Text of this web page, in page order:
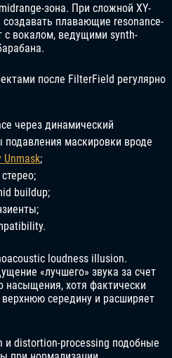
зона. При сложной XY-
создавать плавающие resonance-
с вокалом, ведущими synth-
после FilterField регулярно
через динамический
подавления маскировки вроде
Unmask;
buildup;
loudness illusion.
«лучшего» звука за счет
насыщения, хотя фактически
верхнюю середину и расширяет
и distortion-processing подобные